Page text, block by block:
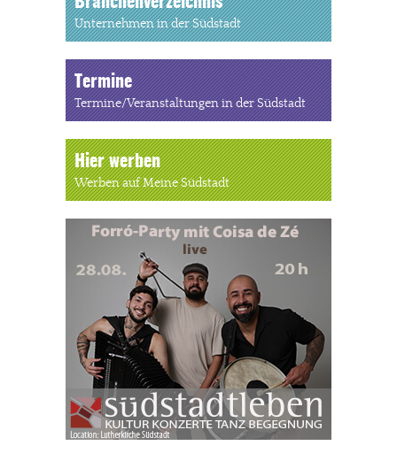
Unternehmen in der Südstadt
Termine
Termine/Veranstaltungen in der Südstadt
Hier werben
Werben auf Meine Südstadt